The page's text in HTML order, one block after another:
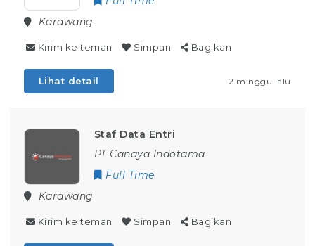
Karawang
Kirim ke teman Simpan Bagikan
Lihat detail 2 minggu lalu
Staf Data Entri
PT Canaya Indotama
Full Time
Karawang
Kirim ke teman Simpan Bagikan